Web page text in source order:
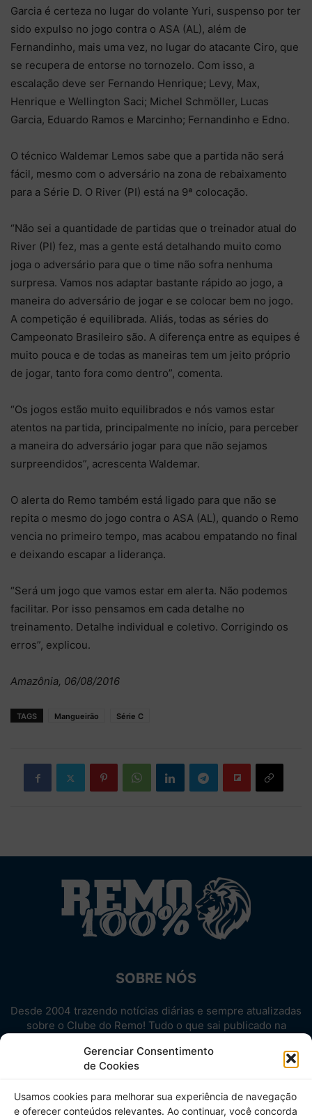
Gerenciar Consentimento
de Cookies
Usamos cookies para melhorar sua experiência de navegação
e oferecer conteúdos relevantes. Ao continuar, você concorda
Garcia é certeza no lugar do volante Yuri, suspenso por ter
sido expulso no jogo contra o ASA (AL), além de
Fernandinho, mais uma vez, no lugar do atacante Ciro, que
se recupera de entorse no tornozelo. Com isso, a
escalação deve ser Fernando Henrique; Levy, Max,
Henrique e Wellington Saci; Michel Schmöller, Lucas
Garcia, Eduardo Ramos e Marcinho; Fernandinho e Edno.
O técnico Waldemar Lemos sabe que a partida não será
fácil, mesmo com o adversário na zona de rebaixamento
para a Série D. O River (PI) está na 9ª colocação.
“Não sei a quantidade de partidas que o treinador atual do
River (PI) fez, mas a gente está detalhando muito como
joga o adversário para que o time não sofra nenhuma
surpresa. Vamos nos adaptar bastante rápido ao jogo, a
maneira do adversário de jogar e se colocar bem no jogo.
A competição é equilibrada. Aliás, todas as séries do
Campeonato Brasileiro são. A diferença entre as equipes é
muito pouca e de todas as maneiras tem um jeito próprio
de jogar, tanto fora como dentro”, comenta.
“Os jogos estão muito equilibrados e nós vamos estar
atentos na partida, principalmente no início, para perceber
a maneira do adversário jogar para que não sejamos
surpreendidos”, acrescenta Waldemar.
O alerta do Remo também está ligado para que não se
repita o mesmo do jogo contra o ASA (AL), quando o Remo
vencia no primeiro tempo, mas acabou empatando no final
e deixando escapar a liderança.
“Será um jogo que vamos estar em alerta. Não podemos
facilitar. Por isso pensamos em cada detalhe no
treinamento. Detalhe individual e coletivo. Corrigindo os
erros”, explicou.
Amazônia, 06/08/2016
TAGS Mangueirão Série C
SOBRE NÓS
Desde 2004 trazendo notícias diárias e sempre atualizadas
sobre o Clube do Remo! Tudo o que sai publicado na
Aproveite! Site não-oficial.
SIGA-NOS